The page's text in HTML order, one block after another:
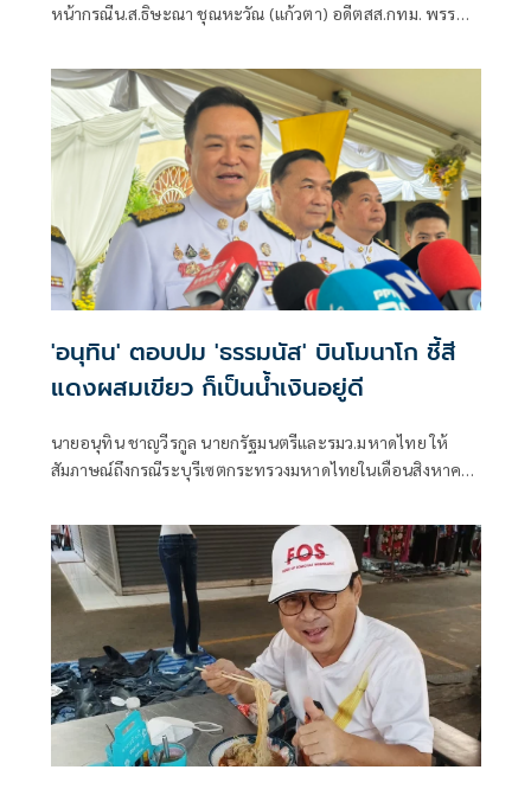
หน้ากรณีน.ส.ธิษะณา ชุณหะวัณ (แก้วตา) อดีตสส.กทม. พรรค
ไม่มีผู้ที่มีส่วนเกี่ยวข้องกับสภาชุดที่ผ่านมาขึ้นมา เพื่อเปิดพื้นที่
ให้ผู้เสียหายรู้สึกสบายใจที่สุด วางใจที่สุด และปลอดภัยที่สุด
'อนุทิน' ตอบปม 'ธรรมนัส' บินโมนาโก ชี้สี
แดงผสมเขียว ก็เป็นน้ำเงินอยู่ดี
นายอนุทิน ชาญวีรกูล นายกรัฐมนตรีและรมว.มหาดไทย ให้
สัมภาษณ์ถึงกรณีระบุรีเซตกระทรวงมหาดไทยในเดือนสิงหาคม